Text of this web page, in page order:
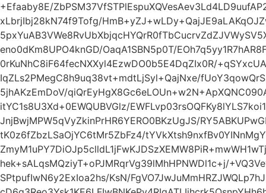
+Efaaby8E/
xLbrjIbj28kN74f9Tofg/
eno0dKm8UPO4knGD/OaqA1SBN5p0T/
0rKuNhC8iF64fecNXXyl4EzwDO0b5E4DqZIx0R/
IqZLs2PMegC8h9uq38vt+mdtLjSyl+QajNxe/
5jhAKzEmDoV/
itYC1s8U3Xd+0EWQUBVGlz/
JnjBwjMPW5qVyZkinPrHR6YERO0BKzUgJS/
tK0z6fZbzLSaOjYC6tMr5ZbFz4/
hek+sALqsMQziyT+oPJMRqrVg39lMhHPNWDl1c+j/
SPtpufIwN6y2ExIoa2hs/KsN/